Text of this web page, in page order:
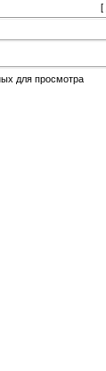
[
для просмотра